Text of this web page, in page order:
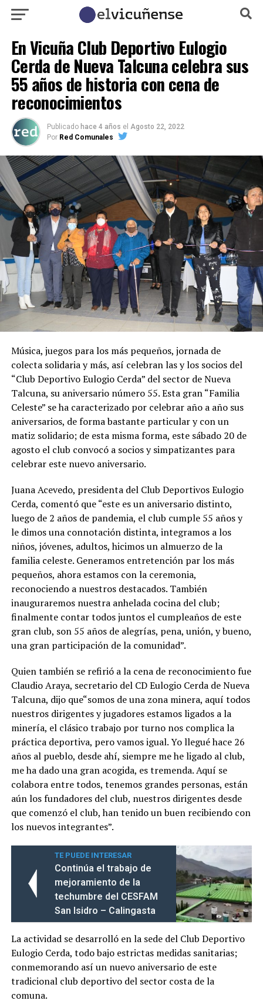
En Vicuña Club Deportivo Eulogio
Cerda de Nueva Talcuna celebra sus
55 años de historia con cena de
reconocimientos
Publicado hace 4 años el Agosto 22, 2022
Por Red Comunales
Música, juegos para los más pequeños, jornada de
colecta solidaria y más, así celebran las y los socios del
“Club Deportivo Eulogio Cerda” del sector de Nueva
Talcuna, su aniversario número 55. Esta gran “Familia
Celeste” se ha caracterizado por celebrar año a año sus
aniversarios, de forma bastante particular y con un
matiz solidario; de esta misma forma, este sábado 20 de
agosto el club convocó a socios y simpatizantes para
celebrar este nuevo aniversario.
Juana Acevedo, presidenta del Club Deportivos Eulogio
Cerda, comentó que “este es un aniversario distinto,
luego de 2 años de pandemia, el club cumple 55 años y
le dimos una connotación distinta, integramos a los
niños, jóvenes, adultos, hicimos un almuerzo de la
familia celeste. Generamos entretención par los más
pequeños, ahora estamos con la ceremonia,
reconociendo a nuestros destacados. También
inauguraremos nuestra anhelada cocina del club;
finalmente contar todos juntos el cumpleaños de este
gran club, son 55 años de alegrías, pena, unión, y bueno,
una gran participación de la comunidad”.
Quien también se refirió a la cena de reconocimiento fue
Claudio Araya, secretario del CD Eulogio Cerda de Nueva
Talcuna, dijo que“somos de una zona minera, aquí todos
nuestros dirigentes y jugadores estamos ligados a la
minería, el clásico trabajo por turno nos complica la
práctica deportiva, pero vamos igual. Yo llegué hace 26
años al pueblo, desde ahí, siempre me he ligado al club,
me ha dado una gran acogida, es tremenda. Aquí se
colabora entre todos, tenemos grandes personas, están
aún los fundadores del club, nuestros dirigentes desde
que comenzó el club, han tenido un buen recibiendo con
los nuevos integrantes”.
TE PUEDE INTERESAR
Continúa el trabajo de
mejoramiento de la
techumbre del CESFAM
San Isidro – Calingasta
La actividad se desarrolló en la sede del Club Deportivo
Eulogio Cerda, todo bajo estrictas medidas sanitarias;
conmemorando así un nuevo aniversario de este
tradicional club deportivo del sector costa de la
comuna.